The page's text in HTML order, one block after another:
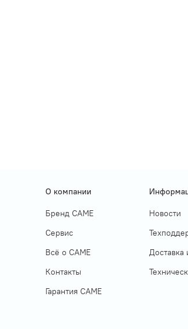
О компании
Бренд CAME
Сервис
Всё о САМЕ
Контакты
Гарантия САМЕ
Новости
Доставка